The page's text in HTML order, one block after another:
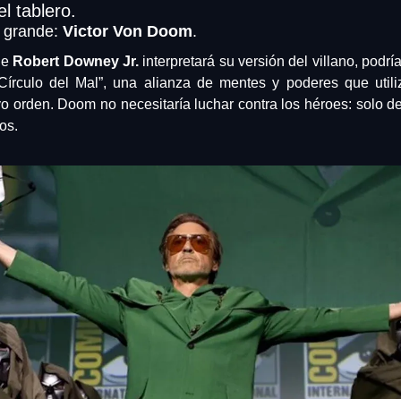
tablero.
Victor Von Doom.
Robert Downey Jr. interpretará su versión del villano,
del Mal”, una alianza de mentes y poderes que
orden. Doom no necesitaría luchar contra los héroes: solo